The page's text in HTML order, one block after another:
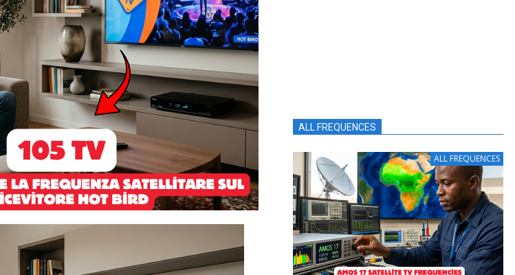
ALL FREQUENCES
ALL FREQUENCES